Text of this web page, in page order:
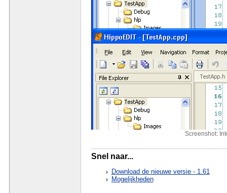
Screenshot:
Snel naar...
Download de nieuwe versie - 1.61
Mogelijkheden